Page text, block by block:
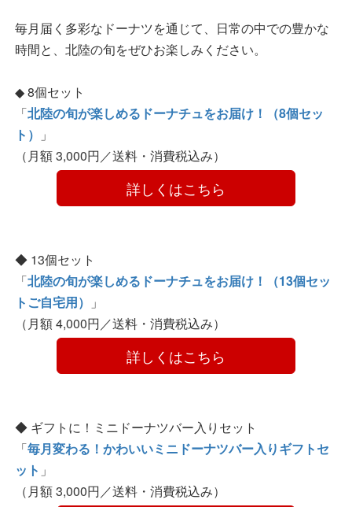
毎月届く多彩なドーナツを通じて、日常の中での豊かな
時間と、北陸の旬をぜひお楽しみください。
◆ 8個セット
「北陸の旬が楽しめるドーナチュをお届け！（8個セッ
ト）
」
（月額 3,000円／送料・消費税込み）
詳しくはこちら
◆ 13個セット
「北陸の旬が楽しめるドーナチュをお届け！（13個セッ
トご自宅用）
」
（月額 4,000円／送料・消費税込み）
詳しくはこちら
◆ ギフトに！ミニドーナツバー入りセット
「毎月変わる！かわいいミニドーナツバー入りギフトセ
ット 」
（月額 3,000円／送料・消費税込み）